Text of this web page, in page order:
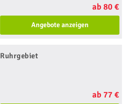
ab 80 €
Angebote anzeigen
Ruhrgebiet
ab 77 €